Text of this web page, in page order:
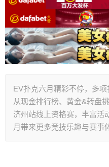
EV扑克六月精彩不停，多项
从现金排行榜、黄金&转盘
济州站线上资格赛，丰富活
月带来更多竞技乐趣与赛事